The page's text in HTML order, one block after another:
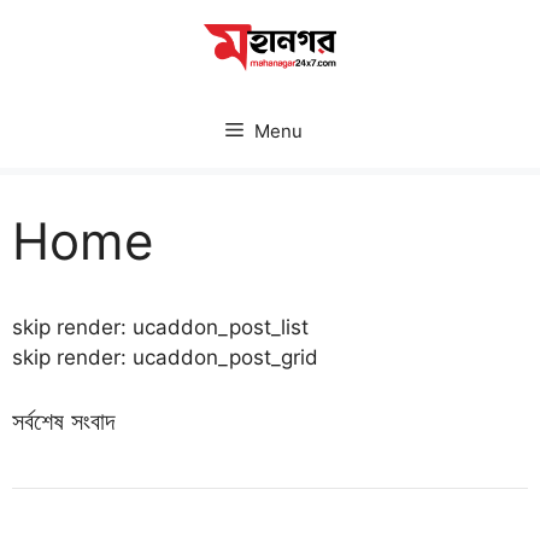
Menu
Home
skip render: ucaddon_post_list
skip render: ucaddon_post_grid
সর্বশেষ সংবাদ